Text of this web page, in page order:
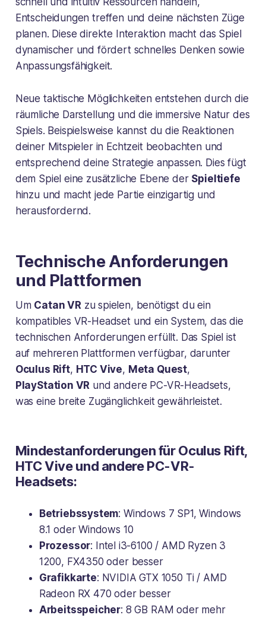
Entscheidungen treffen und deine nächsten Züge
planen. Diese direkte Interaktion macht das Spiel
dynamischer und fördert schnelles Denken sowie
Anpassungsfähigkeit.
Neue taktische Möglichkeiten entstehen durch die
räumliche Darstellung und die immersive Natur des
Spiels. Beispielsweise kannst du die Reaktionen
deiner Mitspieler in Echtzeit beobachten und
entsprechend deine Strategie anpassen. Dies fügt
dem Spiel eine zusätzliche Ebene der Spieltiefe
hinzu und macht jede Partie einzigartig und
herausfordernd.
Technische Anforderungen
und Plattformen
Um Catan VR zu spielen, benötigst du ein
kompatibles VR-Headset und ein System, das die
technischen Anforderungen erfüllt. Das Spiel ist
auf mehreren Plattformen verfügbar, darunter
Oculus Rift, HTC Vive, Meta Quest,
PlayStation VR und andere PC-VR-Headsets,
was eine breite Zugänglichkeit gewährleistet.
Mindestanforderungen für Oculus Rift,
HTC Vive und andere PC-VR-
Headsets:
Betriebssystem: Windows 7 SP1, Windows
8.1 oder Windows 10
Prozessor: Intel i3-6100 / AMD Ryzen 3
1200, FX4350 oder besser
Grafikkarte: NVIDIA GTX 1050 Ti / AMD
Radeon RX 470 oder besser
Arbeitsspeicher: 8 GB RAM oder mehr